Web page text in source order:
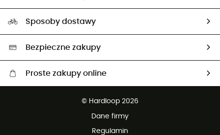
Neutralność węglowa
Wybrane produkty eko
Sposoby dostawy
Bezpieczne zakupy
Proste zakupy online
© Hardloop 2026
Dane firmy
Regulamin